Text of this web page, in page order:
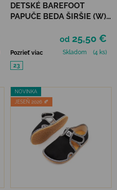
DETSKÉ BAREFOOT
PAPUČE BEDA ŠIRŠIE (W)
od 25,50 €
Pozrieť viac Skladom
(4 ks)
23
NOVINKA
JESEŇ 2026 🍂